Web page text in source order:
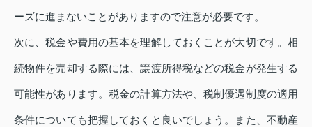
ーズに進まないことがありますので注意が必要です。
次に、税金や費用の基本を理解しておくことが大切です。相
続物件を売却する際には、譲渡所得税などの税金が発生する
可能性があります。税金の計算方法や、税制優遇制度の適用
条件についても把握しておくと良いでしょう。また、不動産